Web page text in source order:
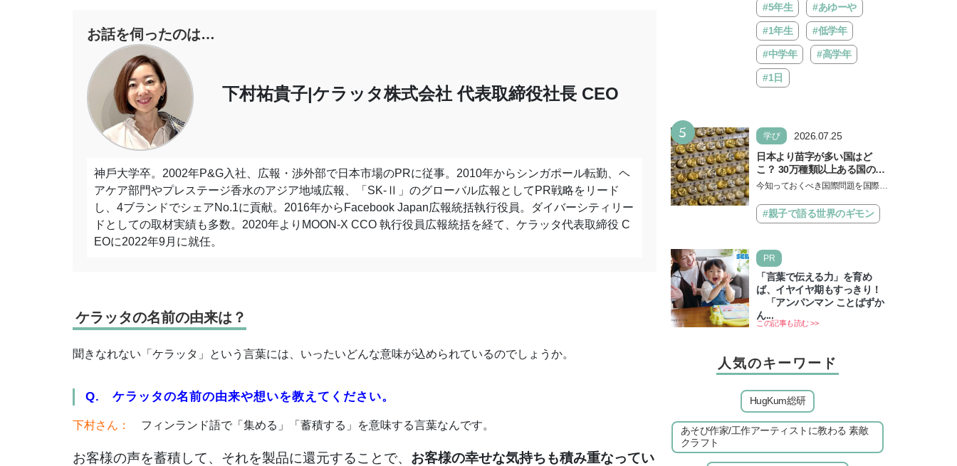
お話を伺ったのは…
下村祐貴子|ケラッタ株式会社 代表取締役社長 CEO
神⼾⼤学卒。2002年P&G⼊社、広報・渉外部で⽇本市場のPRに従事。2010年からシンガポール転勤、ヘ
アケア部⾨やプレステージ⾹⽔のアジア地域広報、「SK-Ⅱ」のグローバル広報としてPR戦略をリード
し、4ブランドでシェアNo.1に貢献。2016年からFacebook Japan広報統括執⾏役員。ダイバーシティリー
ドとしての取材実績も多数。2020年よりMOON-X CCO 執⾏役員広報統括を経て、ケラッタ代表取締役 C
EOに2022年9⽉に就任。
ケラッタの名前の由来は？
聞きなれない「ケラッタ」という言葉には、いったいどんな意味が込められているのでしょうか。
Q. ケラッタの名前の由来や想いを教えてください。
下村さん： フィンランド語で「集める」「蓄積する」を意味する言葉なんです。
お客様の声を蓄積して、それを製品に還元することで、 お客様の幸せな気持ちも積み重なってい
#5年生 #あゆーや
#1年生 #低学年
#中学年 #高学年
#1日
5 学び
2026.07.25
日本より苗字が多い国はど
こ？ 30万種類以上ある国の理
由とは【親子で語る国際問
今知っておくべき国際問題を国際政
る「親子で語る国際問題」。今回
は、苗字の種類…
#親子で語る世界のギモン
PR
「言葉で伝える力」を育め
ば、イヤイヤ期もすっきり！
「アンパンマン ことばずか
ん...
この記事も読む >>
人気のキーワード
HugKum総研
あそび作家/工作アーティストに教わる 素敵
クラフト